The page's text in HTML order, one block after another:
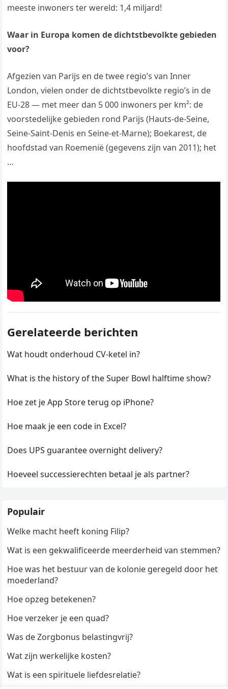
meeste inwoners ter wereld: 1,4 miljard!
Waar in Europa komen de dichtstbevolkte gebieden
voor?
Afgezien van Parijs en de twee regio’s van Inner
London, vielen onder de dichtstbevolkte regio’s in de
EU-28 — met meer dan 5 000 inwoners per km²: de
voorstedelijke gebieden rond Parijs (Hauts-de-Seine,
Seine-Saint-Denis en Seine-et-Marne); Boekarest, de
hoofdstad van Roemenië (gegevens zijn van 2011); het
…
Gerelateerde berichten
Wat houdt onderhoud CV-ketel in?
What is the history of the Super Bowl halftime show?
Hoe zet je App Store terug op iPhone?
Hoe maak je een code in Excel?
Does UPS guarantee overnight delivery?
Hoeveel successierechten betaal je als partner?
Populair
Welke macht heeft koning Filip?
Wat is een gekwalificeerde meerderheid van stemmen?
Hoe was het bestuur van de kolonie geregeld door het
moederland?
Hoe opzeg betekenen?
Hoe verzeker je een quad?
Was de Zorgbonus belastingvrij?
Wat zijn werkelijke kosten?
Wat is een spirituele liefdesrelatie?